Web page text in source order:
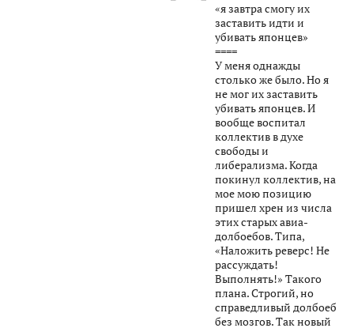
«я завтра смогу их
заставить идти и
убивать японцев»
====
У меня однажды
столько же было. Но я
не мог их заставить
убивать японцев. И
вообще воспитал
коллектив в духе
свободы и
либерализма. Когда
покинул коллектив, на
мое мою позицию
пришел хрен из числа
этих старых авиа-
долбоебов. Типа,
«Наложить реверс! Не
рассуждать!
Выполнять!» Такого
плана. Строгий, но
справедливый долбоеб
без мозгов. Так новый